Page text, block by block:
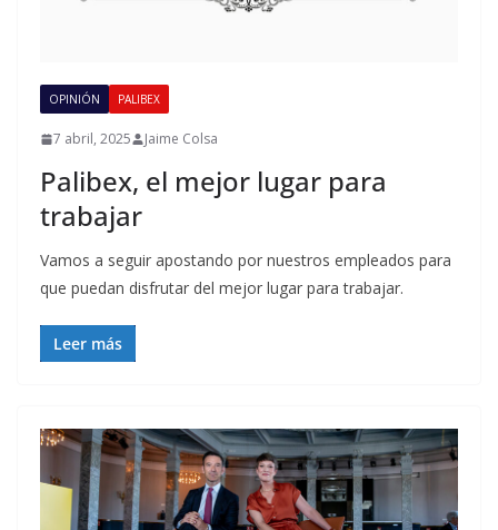
OPINIÓN PALIBEX
7 abril, 2025 Jaime Colsa
Palibex, el mejor lugar para
trabajar
Vamos a seguir apostando por nuestros empleados para
que puedan disfrutar del mejor lugar para trabajar.
Leer más